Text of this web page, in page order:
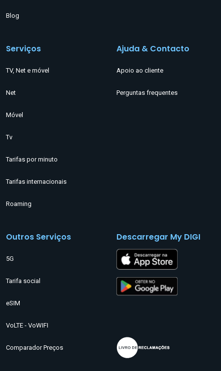
Blog
Serviços
TV, Net e móvel
Net
Móvel
Tv
Tarifas por minuto
Tarifas internacionais
Roaming
Ajuda & Contacto
Apoio ao cliente
Perguntas frequentes
Outros Serviços
5G
Tarifa social
eSIM
VoLTE - VoWIFI
Comparador Preços
Descarregar My DIGI